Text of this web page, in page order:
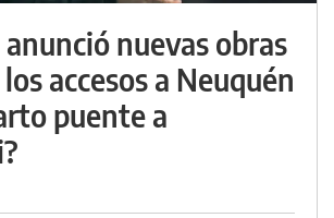
nuevas obras
accesos a Neuquén
puente a